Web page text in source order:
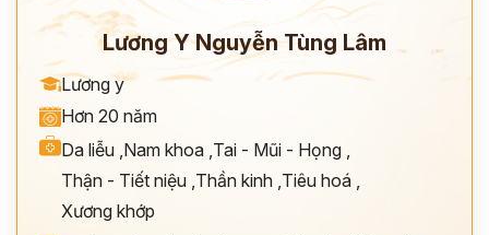
Lương Y Nguyễn Tùng Lâm
Lương y
Hơn 20 năm
Da liễu ,Nam khoa ,Tai - Mũi - Họng ,
Thận - Tiết niệu ,Thần kinh ,Tiêu hoá ,
Xương khớp